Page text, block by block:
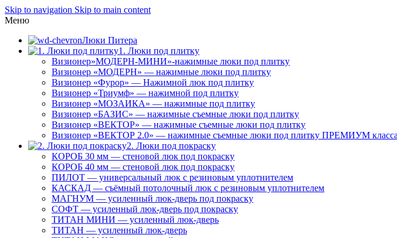
Skip to navigation Skip to main content
Меню
Люки Питера
1. Люки под плитку
Визионер»МОДЕРН-МИНИ»-нажимные люки под плитку
Визионер «МОДЕРН» — нажимные люки под плитку
Визионер «Фурор» — Нажимной люк под плитку
Визионер «Триумф» — нажимной под плитку
Визионер «МОЗАИКА» — нажимные под плитку
Визионер «БАЗИС» — нажимные съемные люки под плитку
Визионер «ВЕКТОР» — нажимные съемные люки под плитку
Визионер «ВЕКТОР 2.0» — нажимные съемные люки под плитку ПРЕМИУМ класса
2. Люки под покраску
КОРОБ 30 мм — стеновой люк под покраску
КОРОБ 40 мм — стеновой люк под покраску
ПИЛОТ — универсальный люк с резиновым уплотнителем
КАСКАД — съёмный потолочный люк с резиновым уплотнителем
МАГНУМ — усиленный люк-дверь под покраску
СОФТ — усиленный люк-дверь под покраску
ТИТАН МИНИ — усиленный люк-дверь
ТИТАН — усиленный люк-дверь